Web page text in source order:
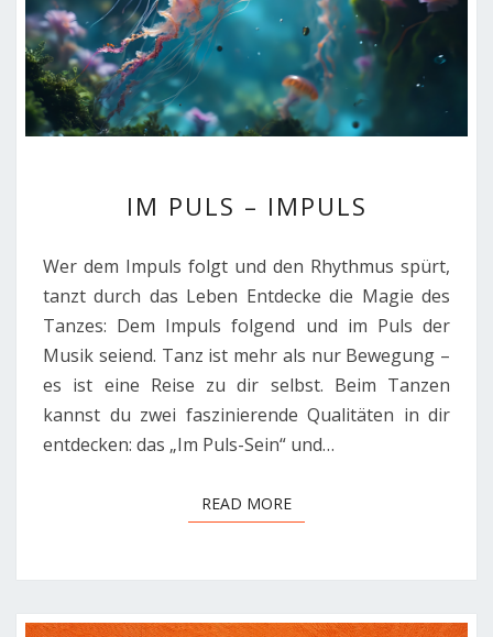
PULS
IMPULS
IM PULS – IMPULS
Wer dem Impuls folgt und den Rhythmus spürt,
tanzt durch das Leben Entdecke die Magie des
Tanzes: Dem Impuls folgend und im Puls der
Musik seiend. Tanz ist mehr als nur Bewegung –
es ist eine Reise zu dir selbst. Beim Tanzen
kannst du zwei faszinierende Qualitäten in dir
entdecken: das „Im Puls-Sein“ und…
READ MOREREAD MORE